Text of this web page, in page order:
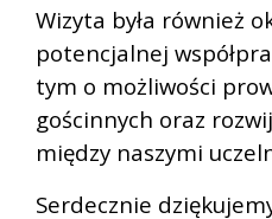
Wizyta była również
potencjalnej
tym o możliwości
gościnnych oraz
między naszymi
Serdecznie